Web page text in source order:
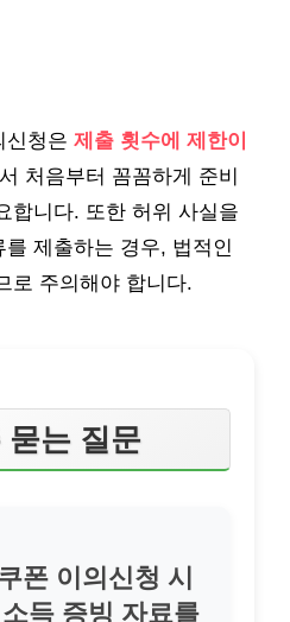
신청은 제출 횟수에 제한이
처음부터 꼼꼼하게 준비
합니다. 또한 허위 사실을
제출하는 경우, 법적인
로 주의해야 합니다.
묻는 질문
폰 이의신청 시
득 증빙 자료를